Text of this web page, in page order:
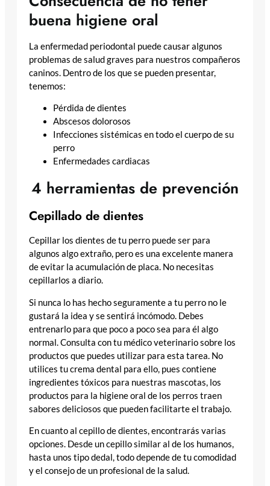
buena higiene oral
La enfermedad periodontal puede causar algunos
problemas de salud graves para nuestros compañeros
caninos. Dentro de los que se pueden presentar,
tenemos:
Pérdida de dientes
Abscesos dolorosos
Infecciones sistémicas en todo el cuerpo de su
perro
Enfermedades cardiacas
4 herramientas de prevención
Cepillado de dientes
Cepillar los dientes de tu perro puede ser para
algunos algo extraño, pero es una excelente manera
de evitar la acumulación de placa. No necesitas
cepillarlos a diario.
Si nunca lo has hecho seguramente a tu perro no le
gustará la idea y se sentirá incómodo. Debes
entrenarlo para que poco a poco sea para él algo
normal. Consulta con tu médico veterinario sobre los
productos que puedes utilizar para esta tarea. No
utilices tu crema dental para ello, pues contiene
ingredientes tóxicos para nuestras mascotas, los
productos para la higiene oral de los perros traen
sabores deliciosos que pueden facilitarte el trabajo.
En cuanto al cepillo de dientes, encontrarás varias
opciones. Desde un cepillo similar al de los humanos,
hasta unos tipo dedal, todo depende de tu comodidad
y el consejo de un profesional de la salud.